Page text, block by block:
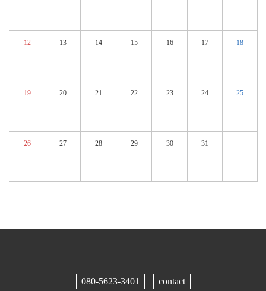
12 13 14 15 16 17 18
19 20 21 22 23 24 25
26 27 28 29 30 31
080-5623-3401 contact